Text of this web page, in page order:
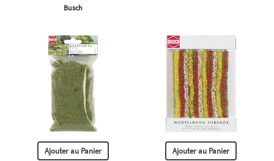
Busch
Ajouter au Panier Ajouter au Panier